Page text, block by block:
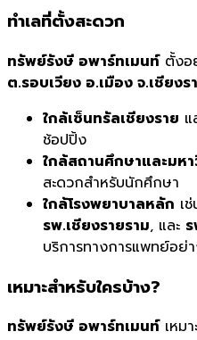
ทำเลที่ตั้งสะดวก
ทรัพย์รังษี อพาร์ทเมนท์ตั้งอ
ต.รอบเวียง อ.เมือง จ.เชียงร
ใกล้เซ็นทรัลเชียงราย แ
ช้อปปิ้ง
ใกล้สถานศึกษาและมห
สะดวกสำหรับนักศึกษา
ใกล้โรงพยาบาลหลัก เ
รพ.เชียงรายราม, และ
บริการทางการแพทย์อย่
เหมาะสำหรับใครบ้าง?
ทรัพย์รังษี อพาร์ทเมนท์เหมา